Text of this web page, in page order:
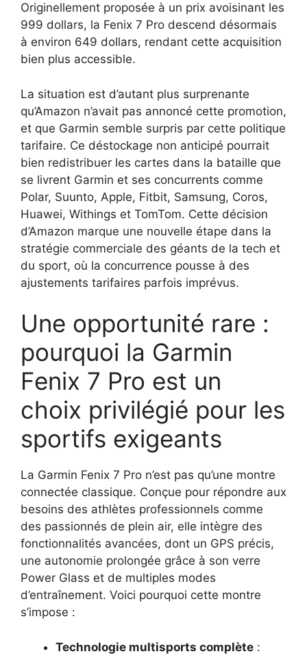
Originellement proposée à un prix avoisinant les
999 dollars, la Fenix 7 Pro descend désormais
à environ 649 dollars, rendant cette acquisition
bien plus accessible.
La situation est d’autant plus surprenante
qu’Amazon n’avait pas annoncé cette promotion,
et que Garmin semble surpris par cette politique
tarifaire. Ce déstockage non anticipé pourrait
bien redistribuer les cartes dans la bataille que
se livrent Garmin et ses concurrents comme
Polar, Suunto, Apple, Fitbit, Samsung, Coros,
Huawei, Withings et TomTom. Cette décision
d’Amazon marque une nouvelle étape dans la
stratégie commerciale des géants de la tech et
du sport, où la concurrence pousse à des
ajustements tarifaires parfois imprévus.
Une opportunité rare :
pourquoi la Garmin
Fenix 7 Pro est un
choix privilégié pour les
sportifs exigeants
La Garmin Fenix 7 Pro n’est pas qu’une montre
connectée classique. Conçue pour répondre aux
besoins des athlètes professionnels comme
des passionnés de plein air, elle intègre des
fonctionnalités avancées, dont un GPS précis,
une autonomie prolongée grâce à son verre
Power Glass et de multiples modes
d’entraînement. Voici pourquoi cette montre
s’impose :
Technologie multisports complète :